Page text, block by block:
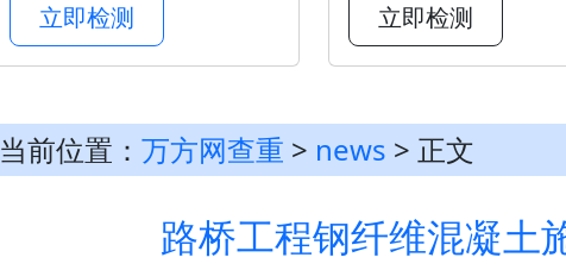
立即检测 立即检测
当前位置： 万方网查重 > news > 正文
路桥工程钢纤维混凝土